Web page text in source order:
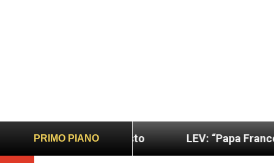
PRIMO PIANO
e giusto LEV: “Papa Francesco. Un